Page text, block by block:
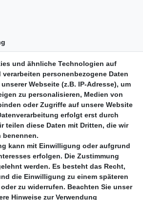
und ähnliche Technologien auf
personenbezogene Daten
Webseite (z.B. IP-Adresse), um
zu personalisieren, Medien von
oder Zugriffe auf unsere Website
erfolgt erst durch
teilen diese Daten mit Dritten, die wir
benennen.
kann mit Einwilligung oder aufgrund
erfolgen. Die Zustimmung
werden. Es besteht das Recht,
die Einwilligung zu einem späteren
zu widerrufen. Beachten Sie unser
Hinweise zur Verwendung